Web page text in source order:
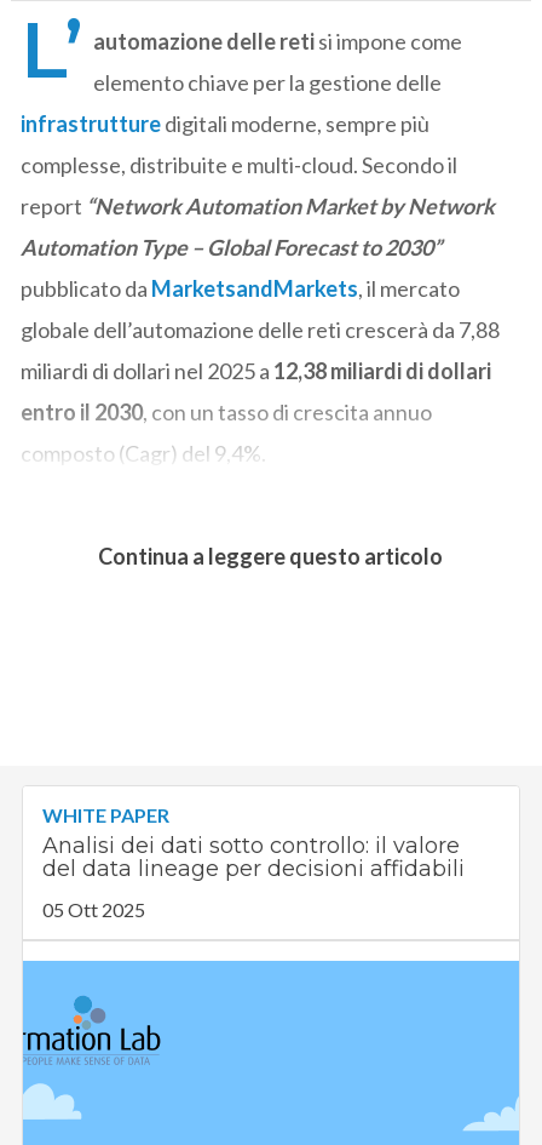
L’ automazione delle retisi impone come
elemento chiave per la gestione delle
infrastrutturedigitali moderne, sempre più
complesse, distribuite e multi-cloud. Secondo il
report “Network Automation Market by Network
Automation Type – Global Forecast to 2030”
pubblicato da MarketsandMarkets, il mercato
globale dell’automazione delle reti crescerà da 7,88
miliardi di dollari nel 2025 a 12,38 miliardi di dollari
entro il 2030, con un tasso di crescita annuo
composto (Cagr) del 9,4%.
Continua a leggere questo articolo
WHITE PAPER
Analisi dei dati sotto controllo: il valore
del data lineage per decisioni affidabili
05 Ott 2025